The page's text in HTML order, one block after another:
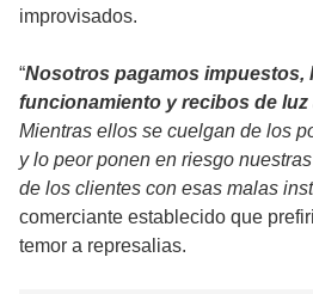
improvisados.
“Nosotros pagamos impuestos,
funcionamiento y recibos de luz
Mientras ellos se cuelgan de los
y lo peor ponen en riesgo
de los clientes con esas malas
comerciante establecido que
temor a represalias.